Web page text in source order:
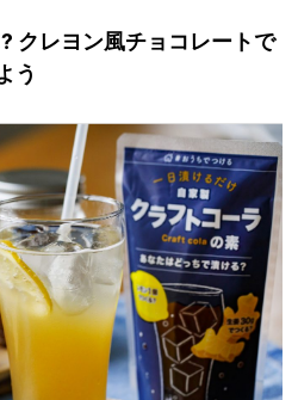
クレヨン風チョコレートで
う